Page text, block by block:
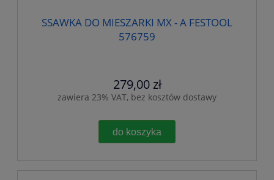
SSAWKA DO MIESZARKI MX - A FESTOOL
576759
279,00 zł
zawiera 23% VAT, bez kosztów dostawy
do koszyka